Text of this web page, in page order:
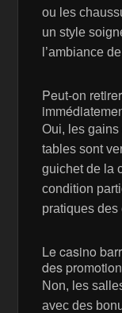
ou les
un style
l’ambiance
Peut-on
Oui, les
tables sont
guichet de la
condition
pratiques des
Le casino
des
Non, les
avec des